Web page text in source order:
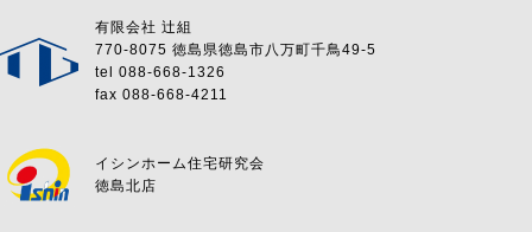
有限会社 辻組
770-8075 徳島県徳島市八万町千鳥49-5
tel 088-668-1326
fax 088-668-4211
イシンホーム住宅研究会
徳島北店